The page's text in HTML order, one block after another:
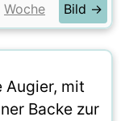
Woche Bild →
Augier, mit
Backe zur